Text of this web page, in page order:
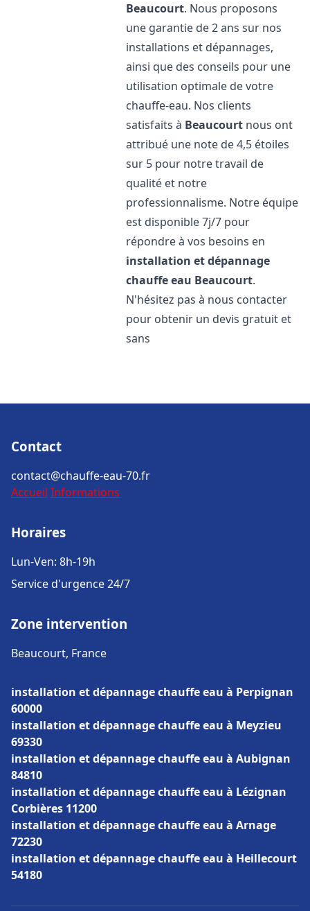
Beaucourt. Nous proposons
une garantie de 2 ans sur nos
installations et dépannages,
ainsi que des conseils pour une
utilisation optimale de votre
chauffe-eau. Nos clients
satisfaits à Beaucourt nous ont
attribué une note de 4,5 étoiles
sur 5 pour notre travail de
qualité et notre
professionnalisme. Notre équipe
est disponible 7j/7 pour
répondre à vos besoins en
installation et dépannage
chauffe eau Beaucourt.
N'hésitez pas à nous contacter
pour obtenir un devis gratuit et
sans
Contact
contact@chauffe-eau-70.fr
Accueil Informations
Horaires
Lun-Ven: 8h-19h
Service d'urgence 24/7
Zone intervention
Beaucourt, France
installation et dépannage chauffe eau à Perpignan
60000
installation et dépannage chauffe eau à Meyzieu
69330
installation et dépannage chauffe eau à Aubignan
84810
installation et dépannage chauffe eau à Lézignan
Corbières 11200
installation et dépannage chauffe eau à Arnage
72230
installation et dépannage chauffe eau à Heillecourt
54180